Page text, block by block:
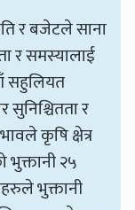
र बजेटले साना
र समस्यालाई
सहुलियत
र
कृषि क्षेत्र
२५
भुक्तानी